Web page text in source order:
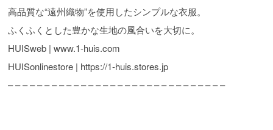
高品質な“遠州織物”を使用したシンプルな衣服。
ふくふくとした豊かな生地の風合いを大切に。
HUISweb | www.1-huis.com
HUISonlinestore | https://1-huis.stores.jp
– – – – – – – – – – – – – – – – – – – – – – – – – – – – – –